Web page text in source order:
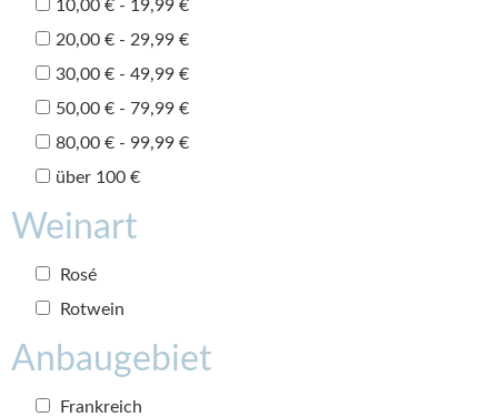
10,00 € - 19,99 €
20,00 € - 29,99 €
30,00 € - 49,99 €
50,00 € - 79,99 €
80,00 € - 99,99 €
über 100 €
Weinart
Rosé
Rotwein
Anbaugebiet
Frankreich